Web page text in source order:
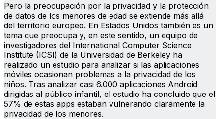
Pero la preocupación por la privacidad y la protección
de datos de los menores de edad se extiende más allá
del territorio europeo. En Estados Unidos también es un
tema que preocupa y, en este sentido, un equipo de
investigadores del International Computer Science
Institute (ICSI) de la Universidad de Berkeley ha
realizado un estudio para analizar si las aplicaciones
móviles ocasionan problemas a la privacidad de los
niños. Tras analizar casi 6.000 aplicaciones Android
dirigidas al público infantil, el estudio ha concluido que el
57% de estas apps estaban vulnerando claramente la
privacidad de los menores.